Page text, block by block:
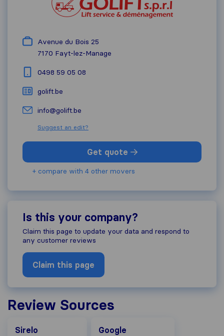
Avenue du Bois 25
7170 Fayt-lez-Manage
0498 59 05 08
golift.be
info@golift.be
Suggest an edit?
Get quote
+ compare with 4 other movers
Is this your company?
Claim this page to update your data and respond to
any customer reviews
Claim this page
Review Sources
Sirelo
Google